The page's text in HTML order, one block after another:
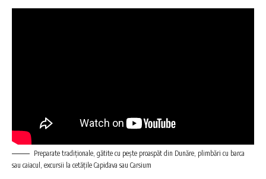
Preparate tradiționale, gătite cu pește proaspăt din Dunăre, plimbări cu barca
sau caiacul, excursii la cetățile Capidava sau Carsium